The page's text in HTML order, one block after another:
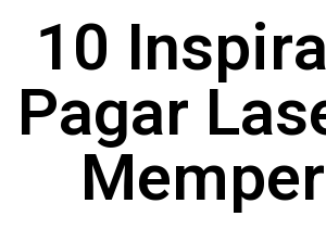
10
Pagar